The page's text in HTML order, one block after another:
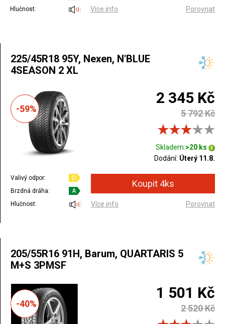
Hlučnost:
Více info Porovnat
225/45R18 95Y, Nexen, N'BLUE
4SEASON 2 XL
-59%
2 345 Kč
5 792 Kč
Skladem:>20 ks
Dodání: Úterý 11.8.
Valivý odpor:
D
Brzdná dráha:
A
Hlučnost:
Více info Porovnat
205/55R16 91H, Barum, QUARTARIS 5
M+S 3PMSF
-40%
1 501 Kč
2 520 Kč